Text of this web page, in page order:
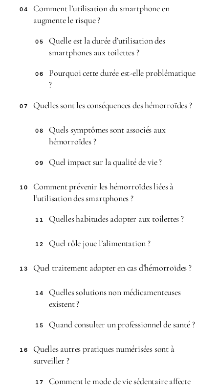
04
Comment l’utilisation du smartphone en
augmente le risque ?
05
Quelle est la durée d’utilisation des
smartphones aux toilettes ?
06
Pourquoi cette durée est-elle problématique
?
07 Quelles sont les conséquences des hémorroïdes ?
08
Quels symptômes sont associés aux
hémorroïdes ?
09 Quel impact sur la qualité de vie ?
10
Comment prévenir les hémorroïdes liées à
l’utilisation des smartphones ?
11 Quelles habitudes adopter aux toilettes ?
12 Quel rôle joue l’alimentation ?
13 Quel traitement adopter en cas d’hémorroïdes ?
14
Quelles solutions non médicamenteuses
existent ?
15 Quand consulter un professionnel de santé ?
16
Quelles autres pratiques numérisées sont à
surveiller ?
17
Comment le mode de vie sédentaire affecte